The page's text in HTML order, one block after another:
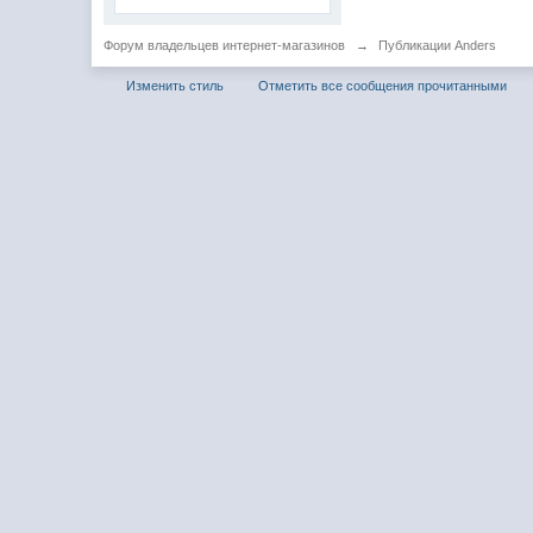
Форум владельцев интернет-магазинов → Публикации Anders
Изменить стиль Отметить все сообщения прочитанными